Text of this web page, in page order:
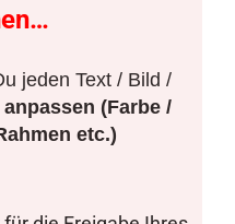
jeden Text / Bild /
anpassen (Farbe /
etc.)